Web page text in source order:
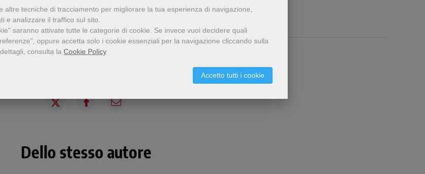
altre tecniche di tracciamento per migliorare la tua esperienza di navigazione,
e analizzare il traffico sul sito.
saranno attivate tutte le categorie di cookie. Se invece vuoi decidere quali
oppure accetta solo i cookie essenziali per la navigazione cliccando sulla
consulta la Cookie Policy.
Accetto tutti i cookie
Dello stesso autore